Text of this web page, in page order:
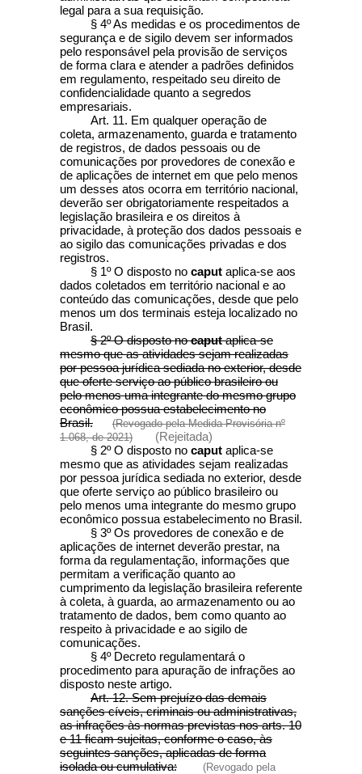
legal para a sua requisição.
§ 4º As medidas e os procedimentos de
segurança e de sigilo devem ser informados
pelo responsável pela provisão de serviços
de forma clara e atender a padrões definidos
em regulamento, respeitado seu direito de
confidencialidade quanto a segredos
empresariais.
Art. 11. Em qualquer operação de
coleta, armazenamento, guarda e tratamento
de registros, de dados pessoais ou de
comunicações por provedores de conexão e
de aplicações de internet em que pelo menos
um desses atos ocorra em território nacional,
deverão ser obrigatoriamente respeitados a
legislação brasileira e os direitos à
privacidade, à proteção dos dados pessoais e
ao sigilo das comunicações privadas e dos
registros.
§ 1º O disposto no caput aplica-se aos
dados coletados em território nacional e ao
conteúdo das comunicações, desde que pelo
menos um dos terminais esteja localizado no
Brasil.
§ 2º O disposto nocaputaplica-se
mesmo que as atividades sejam realizadas
por pessoa jurídica sediada no exterior, desde
que oferte serviço ao público brasileiro ou
pelo menos uma integrante do mesmo grupo
econômico possua estabelecimento no
Brasil.
(Revogado pela Medida Provisória nº
1.068, de 2021)
(Rejeitada)
§ 2º O disposto no caput aplica-se
mesmo que as atividades sejam realizadas
por pessoa jurídica sediada no exterior, desde
que oferte serviço ao público brasileiro ou
pelo menos uma integrante do mesmo grupo
econômico possua estabelecimento no Brasil.
§ 3º Os provedores de conexão e de
aplicações de internet deverão prestar, na
forma da regulamentação, informações que
permitam a verificação quanto ao
cumprimento da legislação brasileira referente
à coleta, à guarda, ao armazenamento ou ao
tratamento de dados, bem como quanto ao
respeito à privacidade e ao sigilo de
comunicações.
§ 4º Decreto regulamentará o
procedimento para apuração de infrações ao
disposto neste artigo.
Art. 12. Sem prejuízo das demais
sanções cíveis, criminais ou administrativas,
as infrações às normas previstas nos arts. 10
e 11 ficam sujeitas, conforme o caso, às
seguintes sanções, aplicadas de forma
isolada ou cumulativa:
(Revogado pela